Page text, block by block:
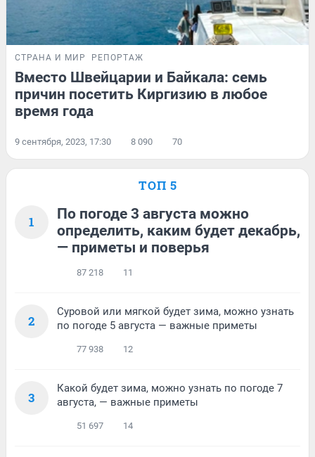
СТРАНА И МИР РЕПОРТАЖ
Вместо Швейцарии и Байкала: семь
причин посетить Киргизию в любое
время года
9 сентября, 2023, 17:30 8 090 70
ТОП 5
1
По погоде 3 августа можно
определить, каким будет декабрь,
— приметы и поверья
87 218 11
2
Суровой или мягкой будет зима, можно узнать
по погоде 5 августа — важные приметы
77 938 12
3
Какой будет зима, можно узнать по погоде 7
августа, — важные приметы
51 697 14